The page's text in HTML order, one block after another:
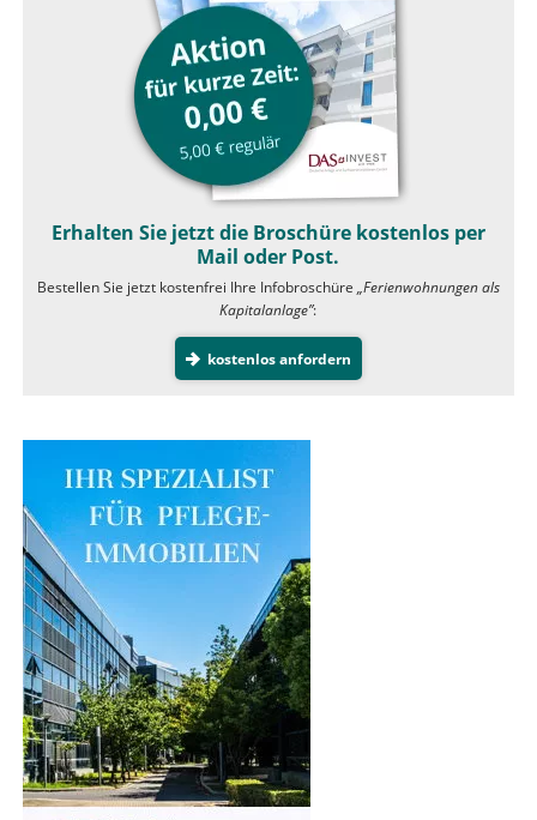
Erhalten Sie jetzt die Broschüre kostenlos per
Mail oder Post.
Bestellen Sie jetzt kostenfrei Ihre Infobroschüre „Ferienwohnungen als
Kapitalanlage”:
kostenlos anfordern